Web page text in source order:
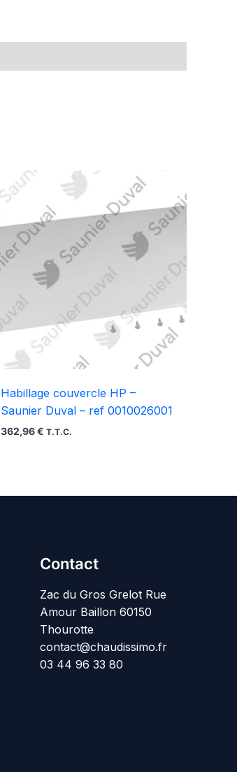
Habillage couvercle HP –
Saunier Duval – ref 0010026001
362,96€ T.T.C.
Contact
Zac du Gros Grelot Rue
Amour Baillon 60150
Thourotte
contact@chaudissimo.fr
03 44 96 33 80